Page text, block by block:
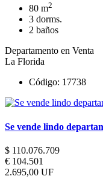
80 m2
3 dorms.
2 baños
Departamento en Venta
La Florida
Código: 17738
Se vende lindo
$ 110.076.709
€ 104.501
2.695,00 UF